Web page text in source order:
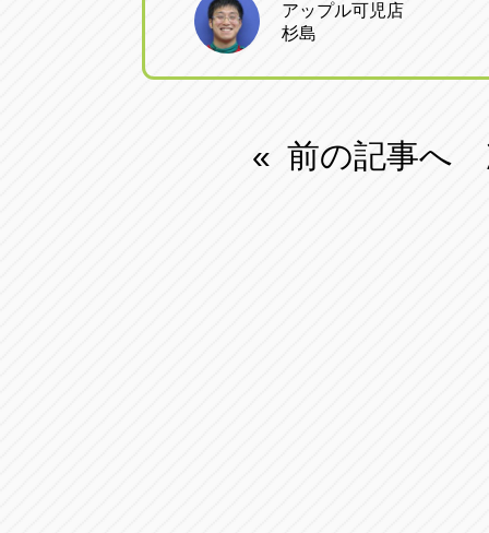
アップル可児店
杉島
« 前の記事へ